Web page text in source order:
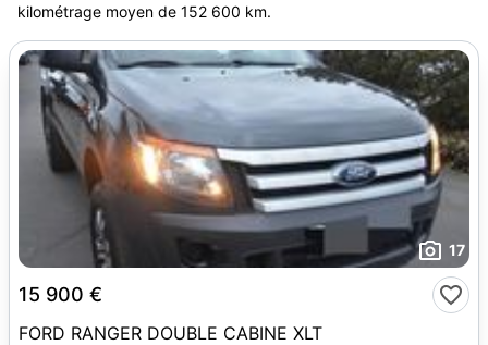
kilométrage moyen de 152 600 km.
17
15 900 €
FORD RANGER DOUBLE CABINE XLT